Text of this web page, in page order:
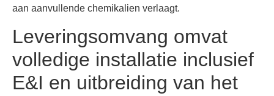
aan aanvullende chemikalien verlaagt.
Leveringsomvang omvat
volledige installatie inclusief
E&I en uitbreiding van het